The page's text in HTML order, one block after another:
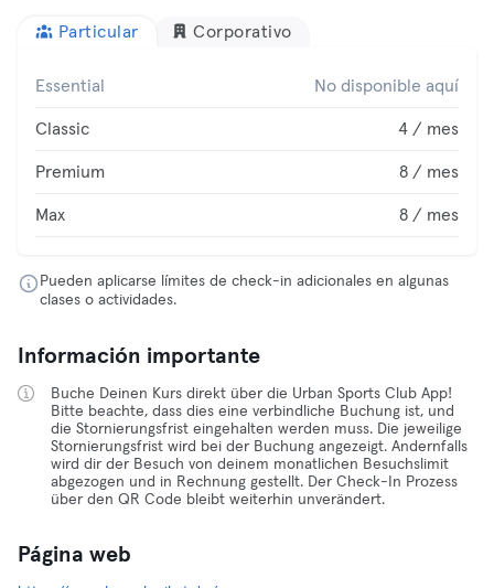
Particular Corporativo
Essential No disponible aquí
Classic 4 / mes
Premium 8 / mes
Max 8 / mes
Pueden aplicarse límites de check-in adicionales en algunas
clases o actividades.
Información importante
Buche Deinen Kurs direkt über die Urban Sports Club App!
Bitte beachte, dass dies eine verbindliche Buchung ist, und
die Stornierungsfrist eingehalten werden muss. Die jeweilige
Stornierungsfrist wird bei der Buchung angezeigt. Andernfalls
wird dir der Besuch von deinem monatlichen Besuchslimit
abgezogen und in Rechnung gestellt. Der Check-In Prozess
über den QR Code bleibt weiterhin unverändert.
Página web